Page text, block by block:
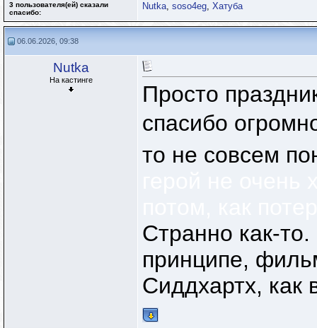
3 пользователя(ей) сказали
cпасибо:
Nutka, soso4eg, Хатуба
06.06.2026, 09:38
Nutka
На кастинге
Просто
спасибо
то не совсем
Странно как-
принципе,
Сиддхартх, как